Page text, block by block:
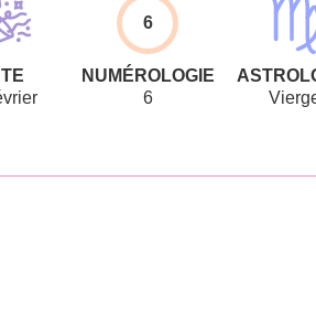
6
NUMÉROLOGIE
6